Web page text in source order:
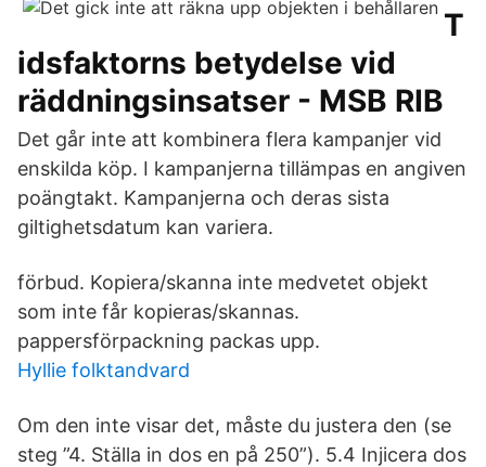
T
idsfaktorns betydelse vid
räddningsinsatser - MSB RIB
Det går inte att kombinera flera kampanjer vid
enskilda köp. I kampanjerna tillämpas en angiven
poängtakt. Kampanjerna och deras sista
giltighetsdatum kan variera.
förbud. Kopiera/skanna inte medvetet objekt
som inte får kopieras/skannas.
pappersförpackning packas upp.
Hyllie folktandvard
Om den inte visar det, måste du justera den (se
steg ”4. Ställa in dos en på 250”). 5.4 Injicera dos